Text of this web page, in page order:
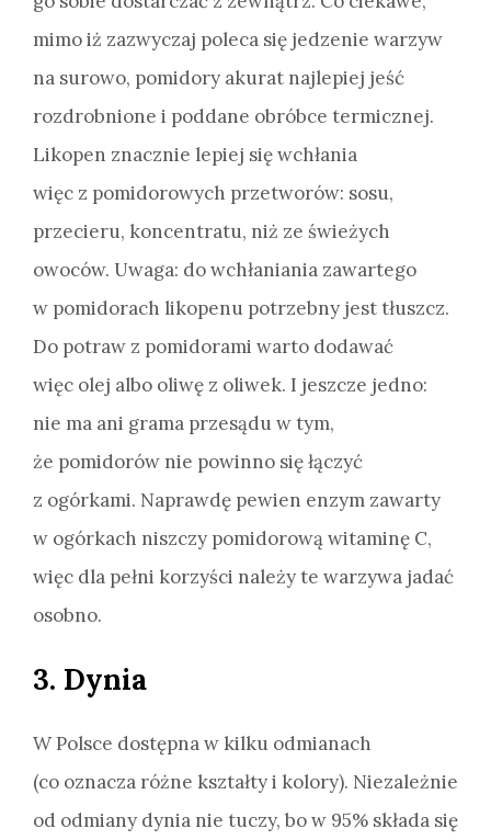
mimo iż zazwyczaj poleca się jedzenie warzyw
na surowo, pomidory akurat najlepiej jeść
rozdrobnione i poddane obróbce termicznej.
Likopen znacznie lepiej się wchłania
więc z pomidorowych przetworów: sosu,
przecieru, koncentratu, niż ze świeżych
owoców. Uwaga: do wchłaniania zawartego
w pomidorach likopenu potrzebny jest tłuszcz.
Do potraw z pomidorami warto dodawać
więc olej albo oliwę z oliwek. I jeszcze jedno:
nie ma ani grama przesądu w tym,
że pomidorów nie powinno się łączyć
z ogórkami. Naprawdę pewien enzym zawarty
w ogórkach niszczy pomidorową witaminę C,
więc dla pełni korzyści należy te warzywa jadać
osobno.
3. Dynia
W Polsce dostępna w kilku odmianach
(co oznacza różne kształty i kolory). Niezależnie
od odmiany dynia nie tuczy, bo w 95% składa się